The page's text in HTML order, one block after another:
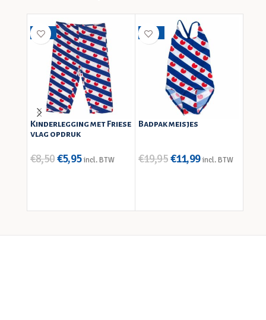
-30%
Kinderlegging met Friese
vlag opdruk
€8,50€5,95 incl. BTW
-40%
Badpak meisjes
€19,95€11,99 incl. BTW